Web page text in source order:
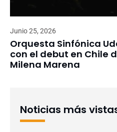
Junio 25, 2026
Orquesta Sinfónica
con el debut en Chile
Milena Marena
Noticias más